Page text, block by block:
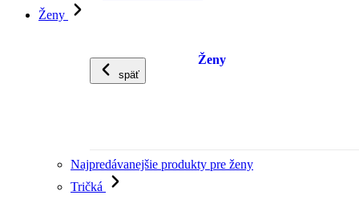
Ženy
späť
Ženy
Najpredávanejšie produkty pre ženy
Tričká